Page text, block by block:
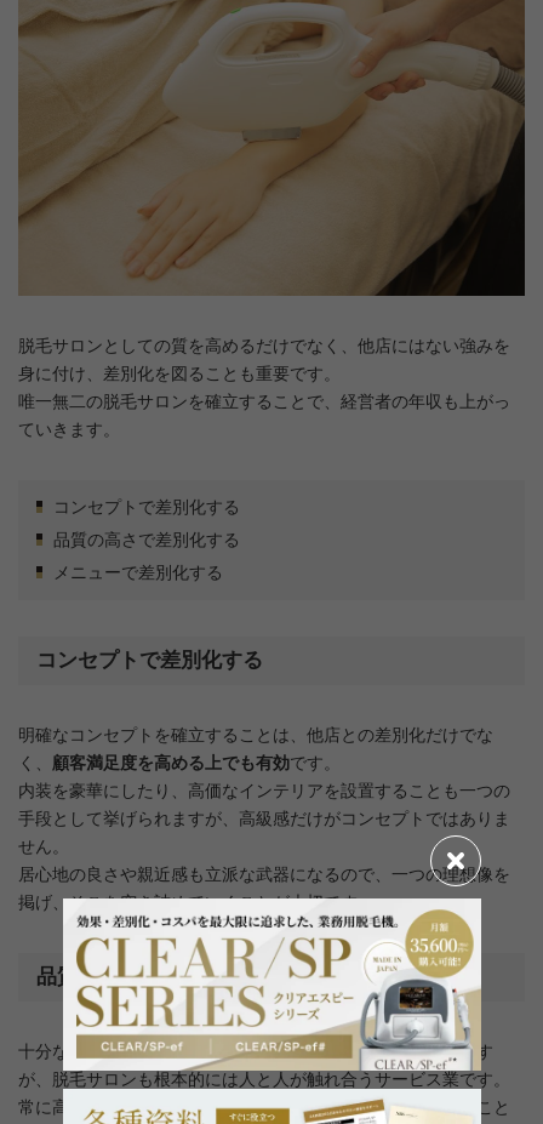
脱毛サロンとしての質を高めるだけでなく、他店にはない強みを
身に付け、差別化を図ることも重要です。
唯一無二の脱毛サロンを確立することで、経営者の年収も上がっ
ていきます。
コンセプトで差別化する
品質の高さで差別化する
メニューで差別化する
コンセプトで差別化する
明確なコンセプトを確立することは、他店との差別化だけでな
く、 顧客満足度を高める上でも有効です。
内装を豪華にしたり、高価なインテリアを設置することも一つの
手段として挙げられますが、高級感だけがコンセプトではありま
せん。
居心地の良さや親近感も立派な武器になるので、一つの理想像を
掲げ、そこを突き詰めていくことが大切です。
品質の高さで差別化する
十分な効果を発揮し、お客様に満足してもらうことも重要です
が、脱毛サロンも根本的には人と人が触れ合うサービス業です。
常に高いホスピタリティを持ち、品質の高い接客を意識すること